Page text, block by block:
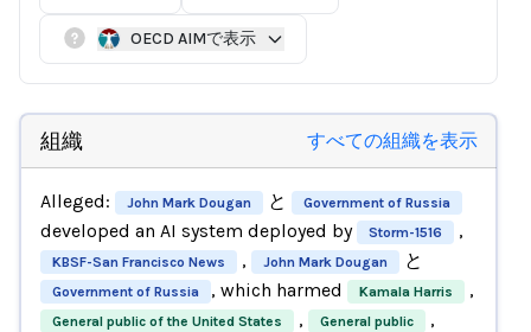
OECD AIMで表示
組織 すべての組織を表示
Alleged: John Mark Dougan と Government of Russia
developed an AI system deployed by Storm-1516 ,
KBSF-San Francisco News , John Mark Dougan と
Government of Russia , which harmed Kamala Harris ,
General public of the United States , General public ,